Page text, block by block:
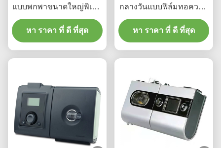
แบบพกพาขนาดใหญ่พิเศษ
58x38x35 ซม. การพิมพ์
ออฟเซต
หา ราคา ที่ ดี ที่สุด
กลางวันแบบฟิล์มทอความ
ร้อน 40L สำหรับเก็บความ
ร้อนความจุขนาดใหญ่
หา ราคา ที่ ดี ที่สุด